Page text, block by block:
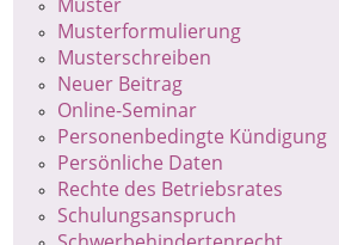
Musterformulierung
Musterschreiben
Neuer Beitrag
Online-Seminar
Personenbedingte Kündigung
Persönliche Daten
Rechte des Betriebsrates
Schulungsanspruch